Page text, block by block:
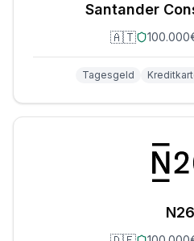
Santander
🇦🇹
Tagesgeld
N26